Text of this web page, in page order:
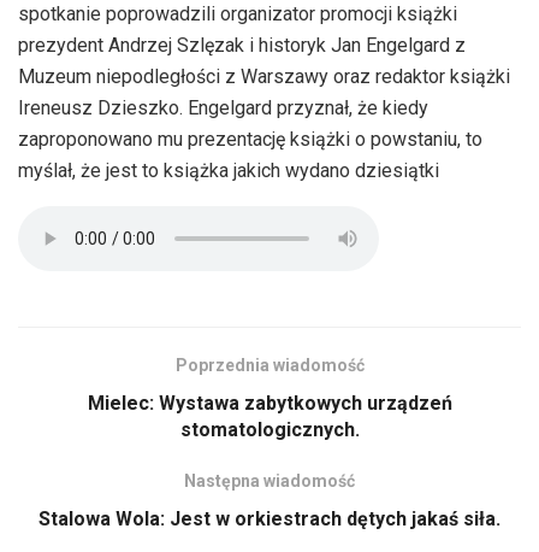
spotkanie poprowadzili organizator promocji książki
prezydent Andrzej Szlęzak i historyk Jan Engelgard z
Muzeum niepodległości z Warszawy oraz redaktor książki
Ireneusz Dzieszko. Engelgard przyznał, że kiedy
zaproponowano mu prezentację książki o powstaniu, to
myślał, że jest to książka jakich wydano dziesiątki
Poprzednia wiadomość
Mielec: Wystawa zabytkowych urządzeń
stomatologicznych.
Następna wiadomość
Stalowa Wola: Jest w orkiestrach dętych jakaś siła.